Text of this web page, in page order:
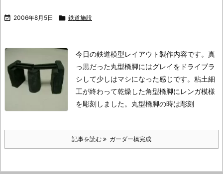
 2006年8月5日  鉄道施設
今日の鉄道模型レイアウト製作内容です。 真
っ黒だった丸型橋脚にはグレイをドライブラ
シして少しはマシになった感じです。 粘土細
工が終わって乾燥した角型橋脚にレンガ模様
を彫刻しました。 丸型橋脚の時は彫刻
記事を読む ガーダー橋完成